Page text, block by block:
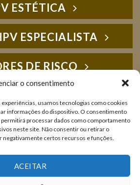
o consentimento
usamos tecnologias como cookies
informações do dispositivo. O consentimento
permitirá processar dados como comportamento
neste site. Não consentir ou retirar o
negativamente certos recursos e funções.
ACEITAR
ESTÉTICA
ESPECIALISTA
DE RISCO
E PUBLICAÇÕES